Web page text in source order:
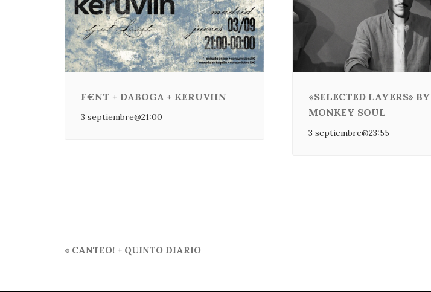
F€NT + DABOGA + KERUVIIN
3 septiembre@21:00
«SELECTED LAYERS» BY
MONKEY SOUL
3 septiembre@23:55
Navegación
« CANTEO! + QUINTO DIARIO